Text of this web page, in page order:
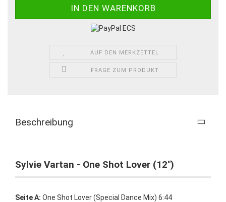
AUF DEN MERKZETTEL
FRAGE ZUM PRODUKT
Beschreibung
Sylvie Vartan - One Shot Lover (12")
Seite A: One Shot Lover (Special Dance Mix) 6:44